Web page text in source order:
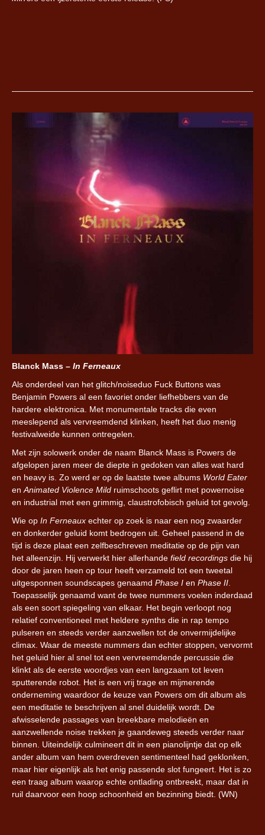
Blanck Mass – In Ferneaux
Als onderdeel van het glitch/noiseduo Fuck Buttons was
Benjamin Powers al een favoriet onder liefhebbers van de
hardere elektronica. Met monumentale tracks die even
meeslepend als vervreemdend klinken, heeft het duo menig
festivalweide kunnen ontregelen.
Met zijn solowerk onder de naam Blanck Mass is Powers de
afgelopen jaren meer de diepte in gedoken van alles wat hard
en heavy is. Zo werd er op de laatste twee albums World Eater
enAnimated Violence Mild ruimschoots geflirt met powernoise
en industrial met een grimmig, claustrofobisch geluid tot gevolg.
Wie op In Ferneaux echter op zoek is naar een nog zwaarder
en donkerder geluid komt bedrogen uit. Geheel passend in de
tijd is deze plaat een zelfbeschreven meditatie op de pijn van
het alleenzijn. Hij verwerkt hier allerhande field recordings die hij
door de jaren heen op tour heeft verzameld tot een tweetal
uitgesponnen soundscapes genaamd Phase I en Phase II.
Toepasselijk genaamd want de twee nummers voelen inderdaad
als een soort spiegeling van elkaar. Het begin verloopt nog
relatief conventioneel met heldere synths die in rap tempo
pulseren en steeds verder aanzwellen tot de onvermijdelijke
climax. Waar de meeste nummers dan echter stoppen, vervormt
het geluid hier al snel tot een vervreemdende percussie die
klinkt als de eerste woordjes van een langzaam tot leven
sputterende robot. Het is een vrij trage en mijmerende
onderneming waardoor de keuze van Powers om dit album als
een meditatie te beschrijven al snel duidelijk wordt. De
afwisselende passages van breekbare melodieën en
aanzwellende noise trekken je gaandeweg steeds verder naar
binnen. Uiteindelijk culmineert dit in een pianolijntje dat op elk
ander album van hem overdreven sentimenteel had geklonken,
maar hier eigenlijk als het enig passende slot fungeert. Het is zo
een traag album waarop echte ontlading ontbreekt, maar dat in
ruil daarvoor een hoop schoonheid en bezinning biedt. (WN)